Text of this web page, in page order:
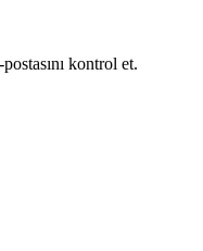
kontrol et.